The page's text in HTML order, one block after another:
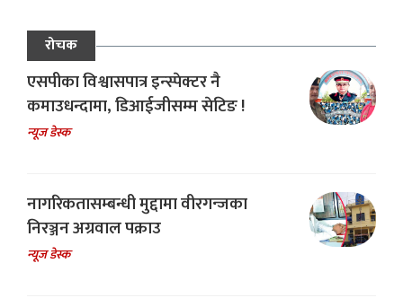
रोचक
एसपीका विश्वासपात्र इन्स्पेक्टर नै
कमाउधन्दामा, डिआईजीसम्म सेटिङ !
न्यूज डेस्क
नागरिकतासम्बन्धी मुद्दामा वीरगन्जका
निरञ्जन अग्रवाल पक्राउ
न्यूज डेस्क